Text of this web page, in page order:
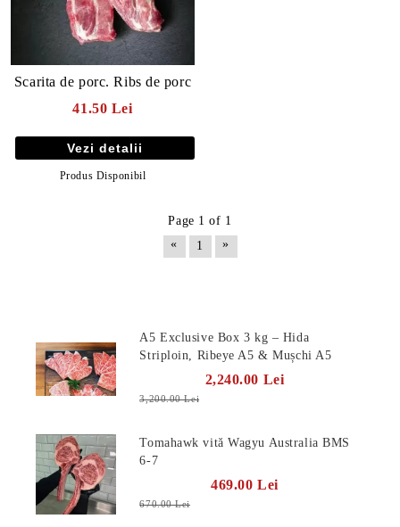
Scarita de porc. Ribs de porc
41.50 Lei
Vezi detalii
Produs Disponibil
Page 1 of 1
«
1 »
A5 Exclusive Box 3 kg – Hida
Striploin, Ribeye A5 & Mușchi A5
2,240.00 Lei
3,200.00 Lei
Tomahawk vită Wagyu Australia BMS
6-7
469.00 Lei
670.00 Lei